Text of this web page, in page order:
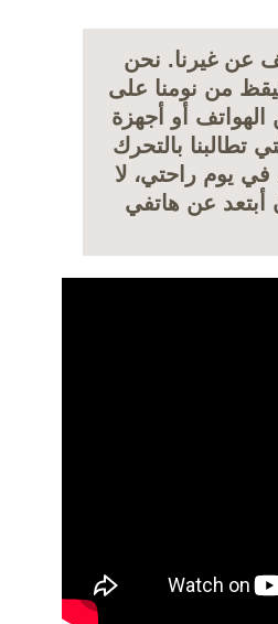
عن غيرنا. نحن
من نومنا على
الهواتف أو أجهزة
تطالبنا بالتحرك
يوم راحتي، لا
أبتعد عن هاتفي